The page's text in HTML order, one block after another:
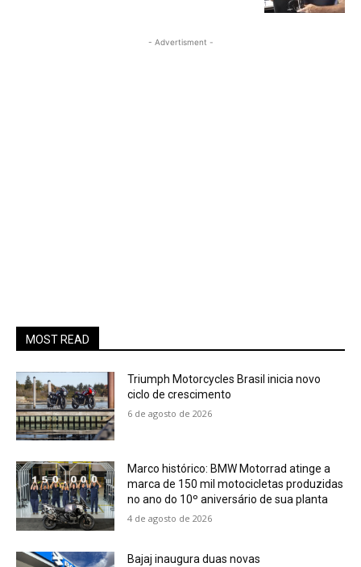
- Advertisment -
MOST READ
Triumph Motorcycles Brasil inicia novo
ciclo de crescimento
6 de agosto de 2026
Marco histórico: BMW Motorrad atinge a
marca de 150 mil motocicletas produzidas
no ano do 10º aniversário de sua planta
4 de agosto de 2026
Bajaj inaugura duas novas